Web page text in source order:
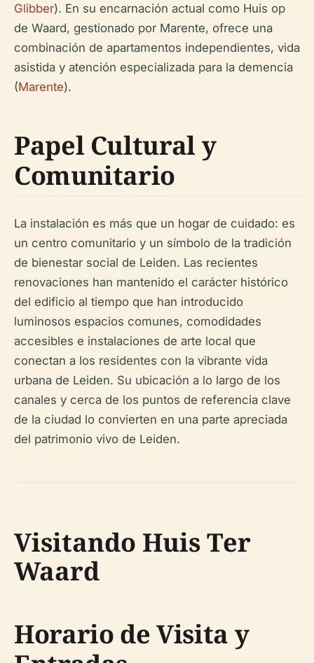
Glibber). En su encarnación actual como Huis op
de Waard, gestionado por Marente, ofrece una
combinación de apartamentos independientes, vida
asistida y atención especializada para la demencia
(Marente).
Papel Cultural y
Comunitario
La instalación es más que un hogar de cuidado: es
un centro comunitario y un símbolo de la tradición
de bienestar social de Leiden. Las recientes
renovaciones han mantenido el carácter histórico
del edificio al tiempo que han introducido
luminosos espacios comunes, comodidades
accesibles e instalaciones de arte local que
conectan a los residentes con la vibrante vida
urbana de Leiden. Su ubicación a lo largo de los
canales y cerca de los puntos de referencia clave
de la ciudad lo convierten en una parte apreciada
del patrimonio vivo de Leiden.
Visitando Huis Ter
Waard
Horario de Visita y